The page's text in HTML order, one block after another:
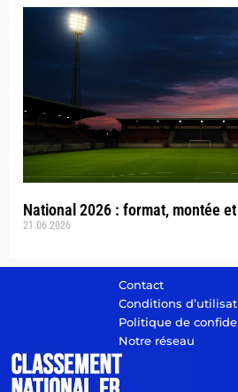
National 2026 : format, montée
21.06.2026
Contact
Conditions
Politique de
Notre réseau